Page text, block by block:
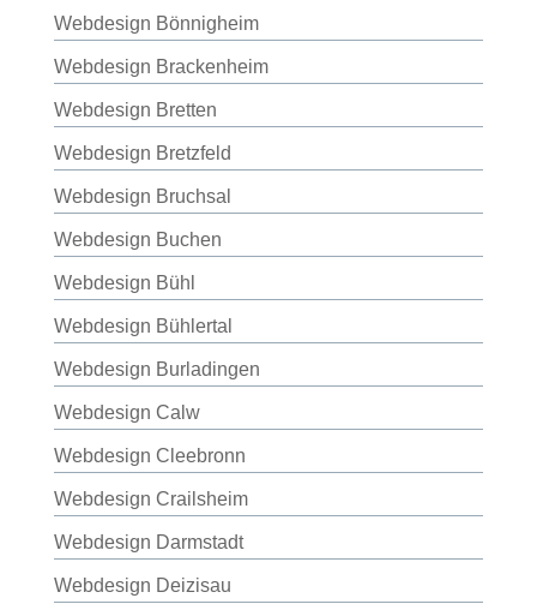
Webdesign Bönnigheim
Webdesign Brackenheim
Webdesign Bretten
Webdesign Bretzfeld
Webdesign Bruchsal
Webdesign Buchen
Webdesign Bühl
Webdesign Bühlertal
Webdesign Burladingen
Webdesign Calw
Webdesign Cleebronn
Webdesign Crailsheim
Webdesign Darmstadt
Webdesign Deizisau